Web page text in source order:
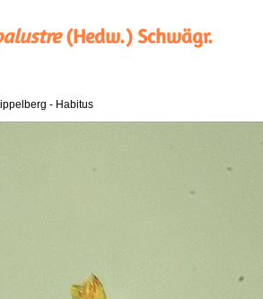
(Hedw.) Schwägr.
- Habitus